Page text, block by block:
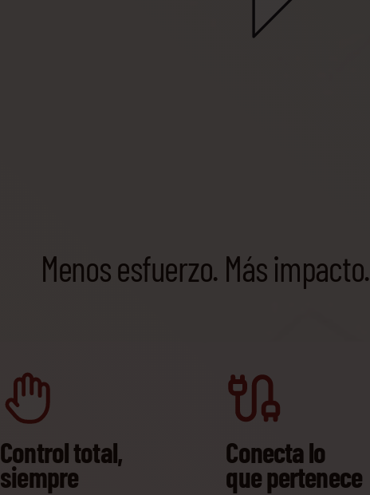
Menos esfuerzo. Más impacto.
Control total,
siempre
Conecta lo
que pertenece